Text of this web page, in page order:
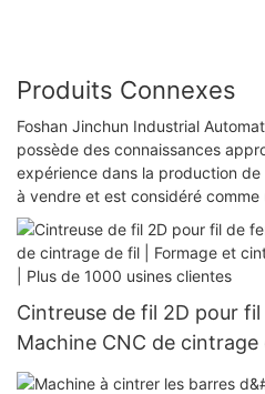
Produits Connexes
Foshan Jinchun Industrial
possède des connaissances
expérience dans la production
à vendre et est considéré
Cintreuse de fil 2D pour fil
Machine CNC de
cintrage 2D | Certifiée ISO